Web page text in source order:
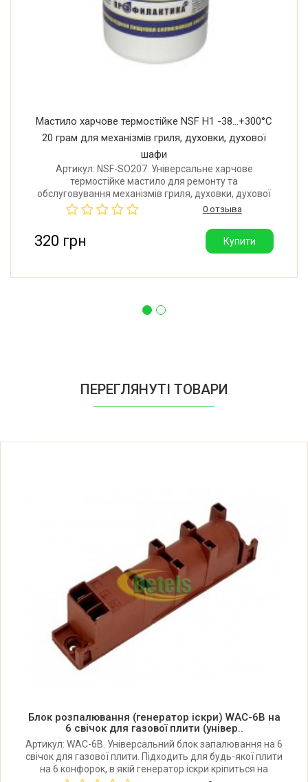
Мастило харчове термостійке NSF H1 -38...+300°C
20 грам для механізмів гриля, духовки, духової
шафи
Артикул: NSF-SO207. Універсальне харчове
термостійке мастило для ремонту та
обслуговування механізмів гриля, духовки, духової
шафи та іншого високотемпературного обладнання.
Температурний діапазон від -38 до +300°C. Об'єм: 20
грам. Виробник: Німеччина.
0 отзыва
320 грн Купити
ПЕРЕГЛЯНУТІ ТОВАРИ
Блок розпалювання (генератор іскри) WAC-6B на
6 свічок для газової плити (універ..
Артикул: WAC-6B. Універсальний блок запалювання на 6
свічок для газової плити. Підходить для будь-якої плити
на 6 конфорок, в якій генератор іскри кріпиться на